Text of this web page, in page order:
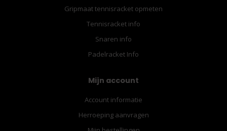
Gripmaat tennisracket opmeten
Tennisracket info
Snaren info
Padelracket Info
Mijn account
Account informatie
Herroeping aanvragen